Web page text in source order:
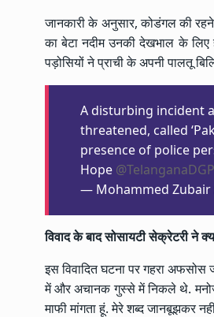
जानकारी के अनुसार, कोडंगल की
का बेटा नदीम उनकी देखभाल के लिए
पड़ोसियों ने प्राची के अपनी पालतू
A disturbing incident
threatened, called
presence of police
Hope @TelanganaDGP
— Mohammed Zubair
विवाद के बाद सोसायटी सेक्रेटरी ने
इस विवादित घटना पर गहरा
में और अचानक गुस्से में निकले थे. मनोज
माफी मांगता हूं. मेरे शब्द जानबूझकर